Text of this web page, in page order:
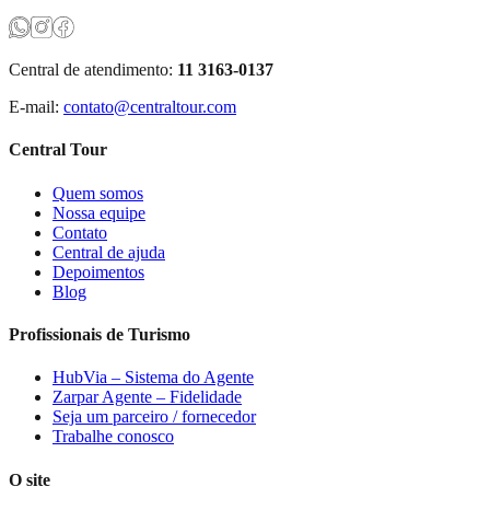
Central de atendimento: 11 3163-0137
E-mail: contato@centraltour.com
Central Tour
Quem somos
Nossa equipe
Contato
Central de ajuda
Depoimentos
Blog
Profissionais de Turismo
HubVia – Sistema do Agente
Zarpar Agente – Fidelidade
Seja um parceiro / fornecedor
Trabalhe conosco
O site